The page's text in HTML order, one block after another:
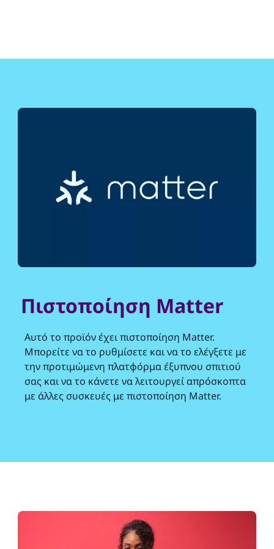
Πιστοποίηση Matter
Αυτό το προϊόν έχει πιστοποίηση Matter.
Μπορείτε να το ρυθμίσετε και να το ελέγξετε με
την προτιμώμενη πλατφόρμα έξυπνου σπιτιού
σας και να το κάνετε να λειτουργεί απρόσκοπτα
με άλλες συσκευές με πιστοποίηση Matter.